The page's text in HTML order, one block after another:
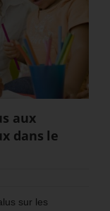
aux
dans le
sur les